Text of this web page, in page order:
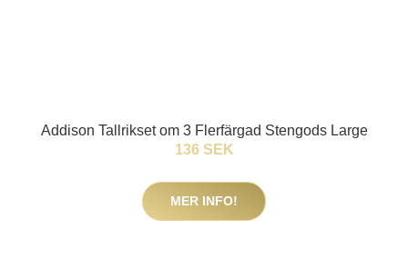
Addison Tallrikset om 3 Flerfärgad Stengods Large
136 SEK
MER INFO!